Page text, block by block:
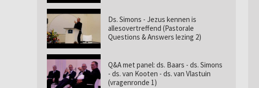
Ds. Simons - Jezus kennen is
allesovertreffend (Pastorale
Questions & Answers lezing 2)
Q&A met panel: ds. Baars - ds. Simons
- ds. van Kooten - ds. van Vlastuin
(vragenronde 1)